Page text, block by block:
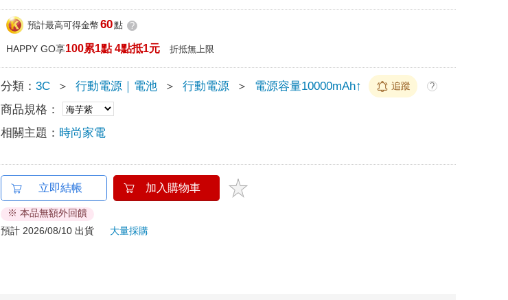
預計最高可得金幣 60點 ?
HAPPY GO享100累1點 4點抵1元 折抵無上限
分類：3C ＞ 行動電源｜電池 ＞ 行動電源 ＞ 電源容量10000mAh↑ 追蹤 ?
商品規格：
相關主題： 時尚家電
立即結帳 加入購物車
※ 本品無額外回饋
預計 2026/08/10 出貨
大量採購